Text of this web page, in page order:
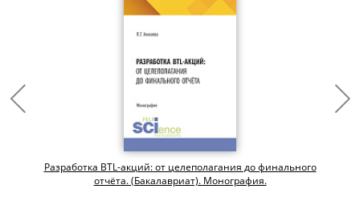
Разработка BTL-акций: от целеполагания до финального
отчёта. (Бакалавриат). Монография.